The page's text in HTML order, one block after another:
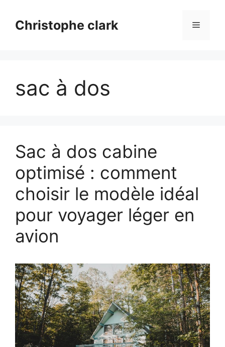
contenuChristophe clark Menu
sac à dos
Sac à dos cabine
optimisé : comment
choisir le modèle idéal
pour voyager léger en
avion